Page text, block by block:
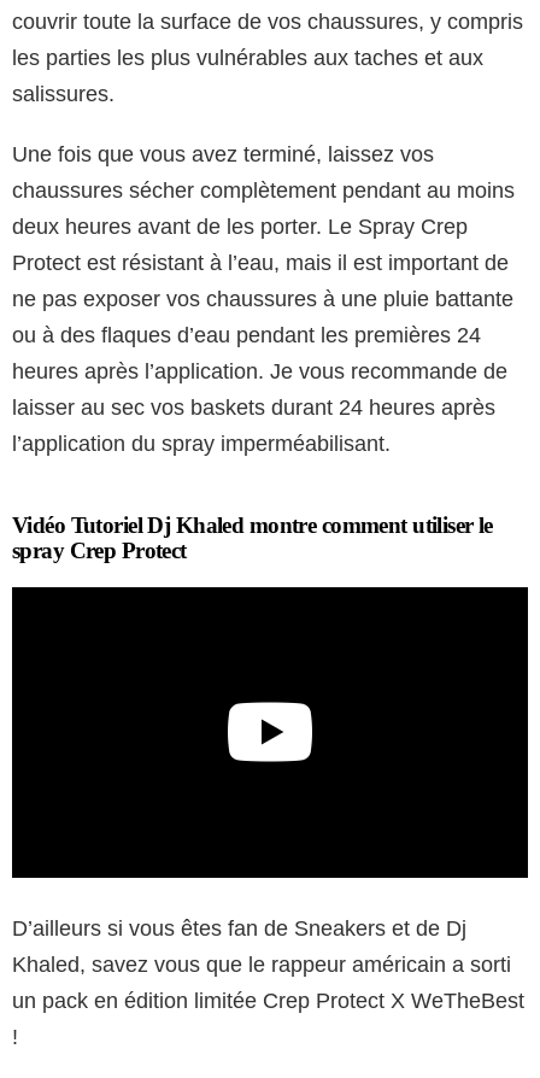
couvrir toute la surface de vos chaussures, y compris
les parties les plus vulnérables aux taches et aux
salissures.
Une fois que vous avez terminé, laissez vos
chaussures sécher complètement pendant au moins
deux heures avant de les porter. Le Spray Crep
Protect est résistant à l’eau, mais il est important de
ne pas exposer vos chaussures à une pluie battante
ou à des flaques d’eau pendant les premières 24
heures après l’application. Je vous recommande de
laisser au sec vos baskets durant 24 heures après
l’application du spray imperméabilisant.
Vidéo Tutoriel Dj Khaled montre comment utiliser le
spray Crep Protect
D’ailleurs si vous êtes fan de Sneakers et de Dj
Khaled, savez vous que le rappeur américain a sorti
un pack en édition limitée Crep Protect X WeTheBest
!